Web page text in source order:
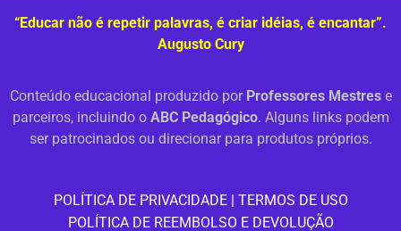
“Educar não é repetir palavras, é criar idéias, é encantar”.
Augusto Cury
Conteúdo educacional produzido por Professores Mestrese
parceiros, incluindo o ABC Pedagógico. Alguns links podem
ser patrocinados ou direcionar para produtos próprios.
POLÍTICA DE PRIVACIDADE| TERMOS DE USO
POLÍTICA DE REEMBOLSO E DEVOLUÇÃO